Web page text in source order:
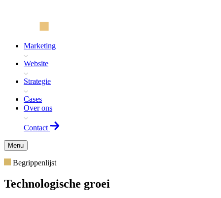
Marketing
Website
Strategie
Cases
Over ons
Contact
Menu
Begrippenlijst
Technologische groei